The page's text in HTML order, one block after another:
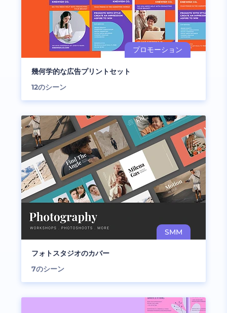
幾何学的な広告プリントセット
12のシーン
フォトスタジオのカバー
7のシーン